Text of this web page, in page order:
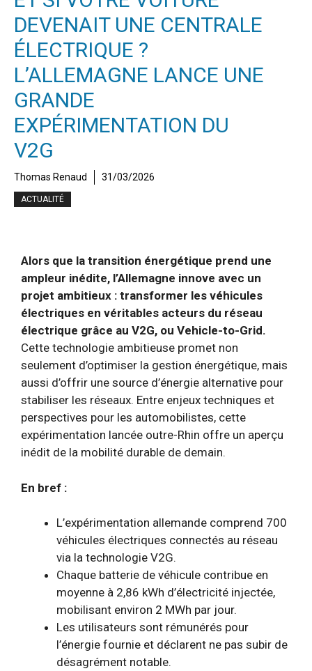
DEVENAIT UNE CENTRALE
ÉLECTRIQUE ?
L’ALLEMAGNE LANCE UNE
GRANDE
EXPÉRIMENTATION DU
V2G
Thomas Renaud 31/03/2026
ACTUALITÉ
Alors que la transition énergétique prend une
ampleur inédite, l’Allemagne innove avec un
projet ambitieux : transformer les véhicules
électriques en véritables acteurs du réseau
électrique grâce au V2G, ou Vehicle-to-Grid.
Cette technologie ambitieuse promet non
seulement d’optimiser la gestion énergétique, mais
aussi d’offrir une source d’énergie alternative pour
stabiliser les réseaux. Entre enjeux techniques et
perspectives pour les automobilistes, cette
expérimentation lancée outre-Rhin offre un aperçu
inédit de la mobilité durable de demain.
En bref :
L’expérimentation allemande comprend 700
véhicules électriques connectés au réseau
via la technologie V2G.
Chaque batterie de véhicule contribue en
moyenne à 2,86 kWh d’électricité injectée,
mobilisant environ 2 MWh par jour.
Les utilisateurs sont rémunérés pour
l’énergie fournie et déclarent ne pas subir de
désagrément notable.